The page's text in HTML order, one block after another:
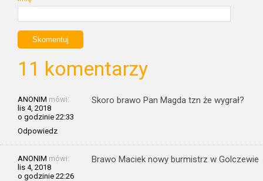
11 komentarzy
ANONIM mówi:
lis 4, 2018
o godzinie 22:33
Odpowiedz
Skoro brawo Pan Magda tzn że wygrał?
ANONIM mówi:
lis 4, 2018
o godzinie 22:26
Brawo Maciek nowy burmistrz w Golczewie